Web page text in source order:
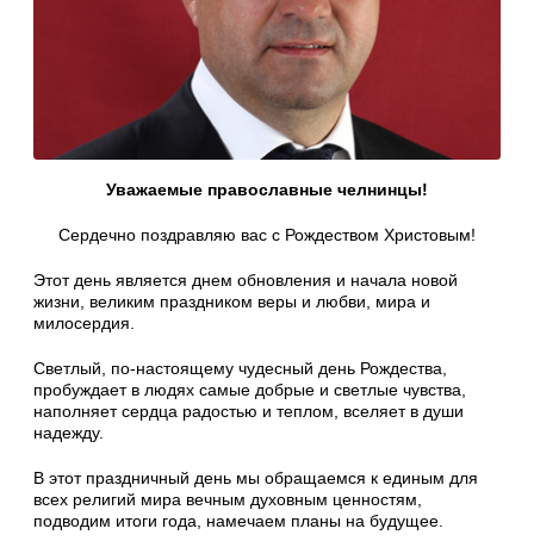
Уважаемые православные челнинцы!
Сердечно поздравляю вас с Рождеством Христовым!
Этот день является днем обновления и начала новой
жизни, великим праздником веры и любви, мира и
милосердия.
Светлый, по-настоящему чудесный день Рождества,
пробуждает в людях самые добрые и светлые чувства,
наполняет сердца радостью и теплом, вселяет в души
надежду.
В этот праздничный день мы обращаемся к единым для
всех религий мира вечным духовным ценностям,
подводим итоги года, намечаем планы на будущее.